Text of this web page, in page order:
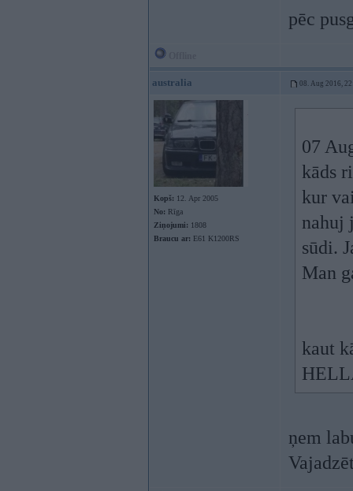
pēc
australia 08. Aug 2016,
Kopš: 12. Apr 2005
No: Rīga
Ziņojumi: 1808
Braucu ar: E61 K1200RS
07
kāds
kur
nahuj
sūdi.
Man
kaut
ņem